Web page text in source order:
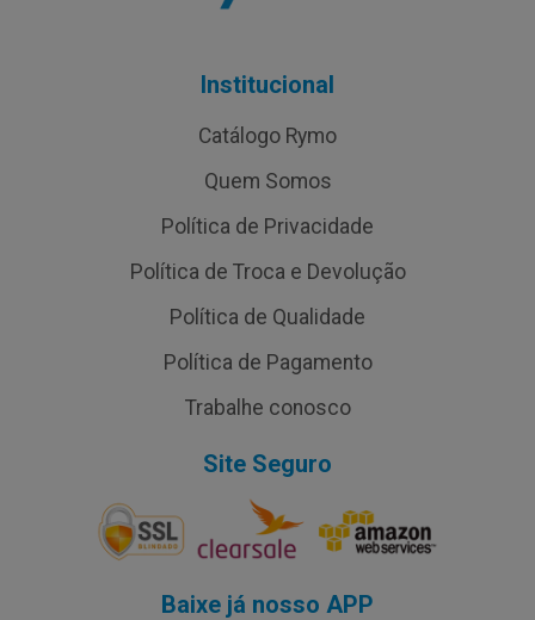
Institucional
Catálogo Rymo
Quem Somos
Política de Privacidade
Política de Troca e Devolução
Política de Qualidade
Política de Pagamento
Trabalhe conosco
Site Seguro
Baixe já nosso APP